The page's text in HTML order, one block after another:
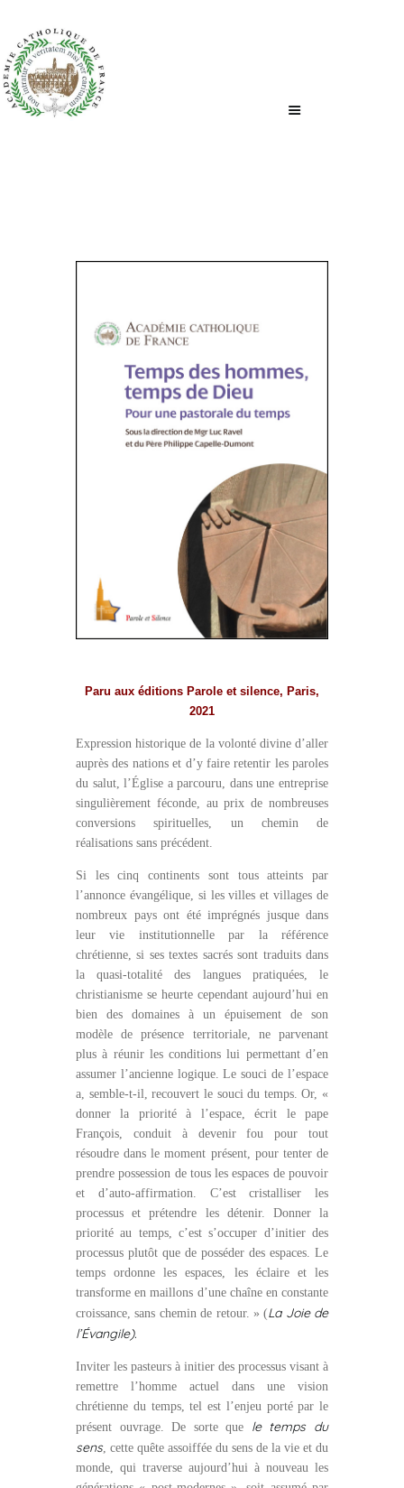
ACCUEIL
Paru aux éditions Parole et silence, Paris,
2021
Expression historique de la volonté divine d’aller
auprès des nations et d’y faire retentir les paroles
du salut, l’Église a parcouru, dans une entreprise
singulièrement féconde, au prix de nombreuses
conversions spirituelles, un chemin de
réalisations sans précédent.
Si les cinq continents sont tous atteints par
l’annonce évangélique, si les villes et villages de
nombreux pays ont été imprégnés jusque dans
leur vie institutionnelle par la référence
chrétienne, si ses textes sacrés sont traduits dans
la quasi-totalité des langues pratiquées, le
christianisme se heurte cependant aujourd’hui en
bien des domaines à un épuisement de son
modèle de présence territoriale, ne parvenant
plus à réunir les conditions lui permettant d’en
assumer l’ancienne logique. Le souci de l’espace
a, semble-t-il, recouvert le souci du temps. Or, «
donner la priorité à l’espace, écrit le pape
François, conduit à devenir fou pour tout
résoudre dans le moment présent, pour tenter de
prendre possession de tous les espaces de pouvoir
et d’auto-affirmation. C’est cristalliser les
processus et prétendre les détenir. Donner la
priorité au temps, c’est s’occuper d’initier des
processus plutôt que de posséder des espaces. Le
temps ordonne les espaces, les éclaire et les
transforme en maillons d’une chaîne en constante
croissance, sans chemin de retour. » (La Joie de
l’Évangile).
Inviter les pasteurs à initier des processus visant à
remettre l’homme actuel dans une vision
chrétienne du temps, tel est l’enjeu porté par le
présent ouvrage. De sorte que le temps du
sens, cette quête assoiffée du sens de la vie et du
monde, qui traverse aujourd’hui à nouveau les